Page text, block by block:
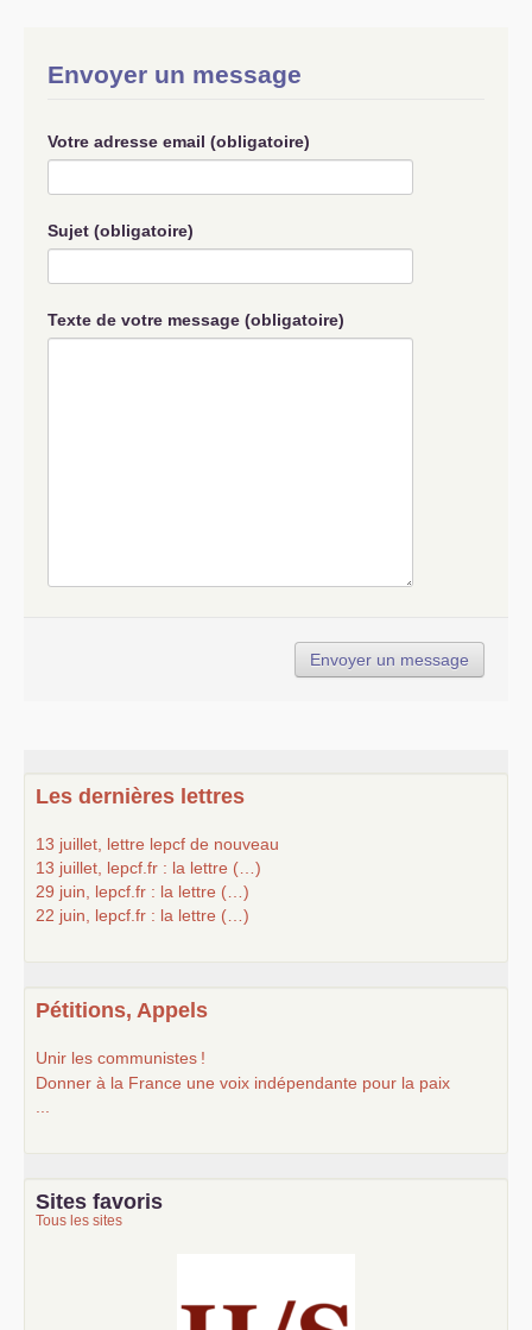
Envoyer un message
Votre adresse email (obligatoire)
Sujet (obligatoire)
Texte de votre message (obligatoire)
Les dernières lettres
13 juillet, lettre lepcf de nouveau
13 juillet, lepcf.fr : la lettre (…)
29 juin, lepcf.fr : la lettre (…)
22 juin, lepcf.fr : la lettre (…)
Pétitions, Appels
Unir les communistes !
Donner à la France une voix indépendante pour la paix
Sites favoris
Tous les sites